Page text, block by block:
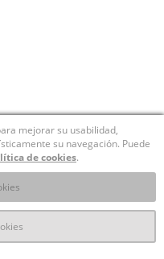
mejorar su usabilidad,
su navegación. Puede
de cookies.